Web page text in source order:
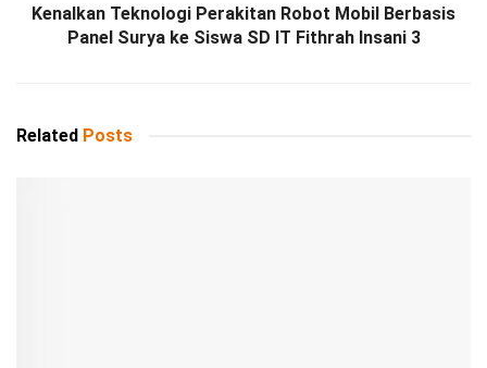
Kenalkan Teknologi Perakitan Robot Mobil Berbasis
Panel Surya ke Siswa SD IT Fithrah Insani 3
Related Posts